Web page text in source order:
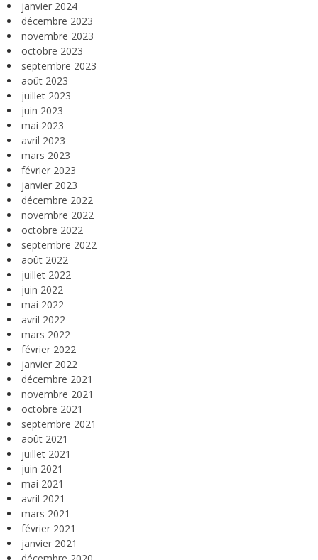
janvier 2024
décembre 2023
novembre 2023
octobre 2023
septembre 2023
août 2023
juillet 2023
juin 2023
mai 2023
avril 2023
mars 2023
février 2023
janvier 2023
décembre 2022
novembre 2022
octobre 2022
septembre 2022
août 2022
juillet 2022
juin 2022
mai 2022
avril 2022
mars 2022
février 2022
janvier 2022
décembre 2021
novembre 2021
octobre 2021
septembre 2021
août 2021
juillet 2021
juin 2021
mai 2021
avril 2021
mars 2021
février 2021
janvier 2021